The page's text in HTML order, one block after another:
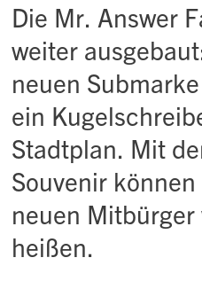
Die Mr. Answer
weiter
neuen
ein
Stadtplan. Mit
Souvenir
neuen
heißen.